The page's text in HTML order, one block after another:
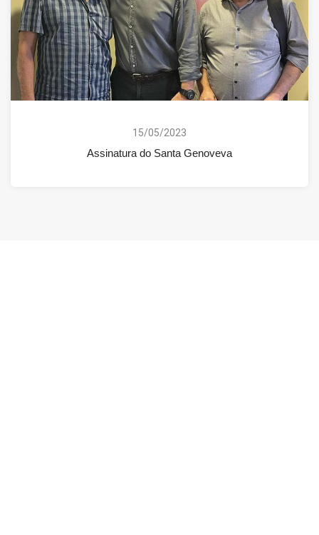
15/05/2023
Assinatura do Santa Genoveva